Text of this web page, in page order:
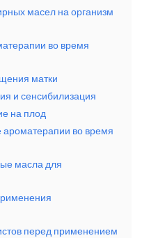
масел на организм
во время
матки
и сенсибилизация
на плод
ароматерапии во время
масла для
перед применением